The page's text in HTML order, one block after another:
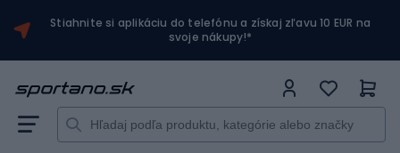
Stiahnite si aplikáciu do telefónu a získaj zľavu 10 EUR na
svoje nákupy!*